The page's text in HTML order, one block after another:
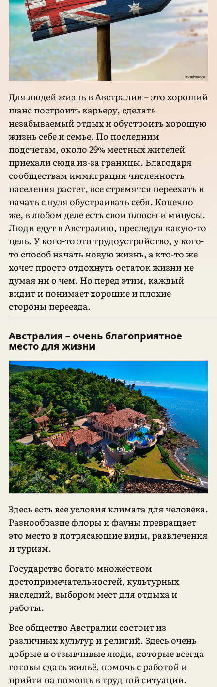
Для людей жизнь в Австралии – это хороший
шанс построить карьеру, сделать
незабываемый отдых и обустроить хорошую
жизнь себе и семье. По последним
подсчетам, около 29% местных жителей
приехали сюда из-за границы. Благодаря
сообществам иммиграции численность
населения растет, все стремятся переехать и
начать с нуля обустраивать себя. Конечно
же, в любом деле есть свои плюсы и минусы.
Люди едут в Австралию, преследуя какую-то
цель. У кого-то это трудоустройство, у кого-
то способ начать новую жизнь, а кто-то же
хочет просто отдохнуть остаток жизни не
думая ни о чем. Но перед этим, каждый
видит и понимает хорошие и плохие
стороны переезда.
Австралия – очень благоприятное
место для жизни
Здесь есть все условия климата для человека.
Разнообразие флоры и фауны превращает
это место в потрясающие виды, развлечения
и туризм.
Государство богато множеством
достопримечательностей, культурных
наследий, выбором мест для отдыха и
работы.
Все общество Австралии состоит из
различных культур и религий. Здесь очень
добрые и отзывчивые люди, которые всегда
готовы сдать жильё, помочь с работой и
прийти на помощь в трудной ситуации.